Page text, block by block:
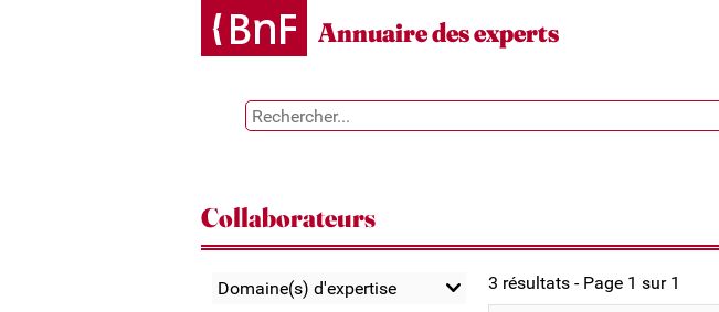
Annuaire des experts
Collaborateurs
Domaine(s) d'expertise
3 résultats - Page 1 sur 1